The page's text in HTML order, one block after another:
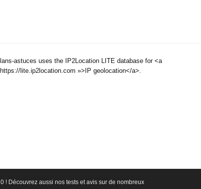
astuces uses the IP2Location LITE database for <a
lite.ip2location.com »>IP geolocation</a>.
! Découvrez aussi nos tests et avis sur de nombreux